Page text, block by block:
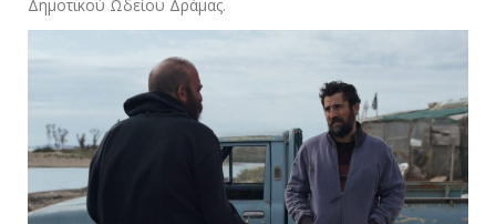
Δημοτικού Ωδείου Δράμας.